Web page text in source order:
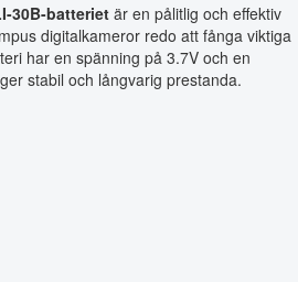
30B-batteriet är en pålitlig och effektiv
digitalkameror redo att fånga viktiga
har en spänning på 3.7V och en
stabil och långvarig prestanda.